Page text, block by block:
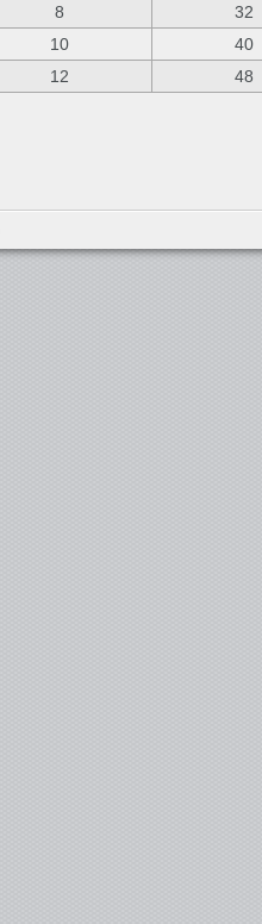
8
32
10
40
12 48